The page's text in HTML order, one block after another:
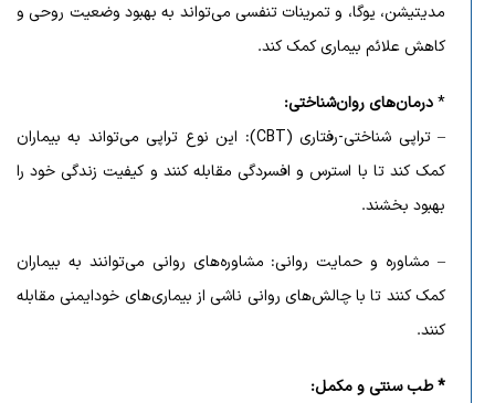
مدیتیشن، یوگا، و تمرینات تنفسی می‌تواند به بهبود وضعیت روحی و
کاهش علائم بیماری کمک کند.
*درمان‌های روان‌شناختی:
– تراپی شناختی-رفتاری (CBT): این نوع تراپی می‌تواند به بیماران
کمک کند تا با استرس و افسردگی مقابله کنند و کیفیت زندگی خود را
بهبود بخشند.
– مشاوره و حمایت روانی: مشاوره‌های روانی می‌توانند به بیماران
کمک کنند تا با چالش‌های روانی ناشی از بیماری‌های خودایمنی مقابله
کنند.
*طب سنتی و مکمل: